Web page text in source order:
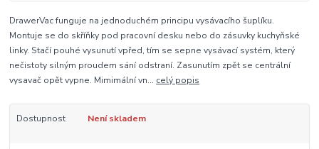
DrawerVac funguje na jednoduchém principu vysávacího šuplíku.
Montuje se do skříňky pod pracovní desku nebo do zásuvky kuchyňské
linky. Stačí pouhé vysunutí vpřed, tím se sepne vysávací systém, který
nečistoty silným proudem sání odstraní. Zasunutím zpět se centrální
vysavač opět vypne. Mimimální vn... celý popis
Dostupnost Není skladem